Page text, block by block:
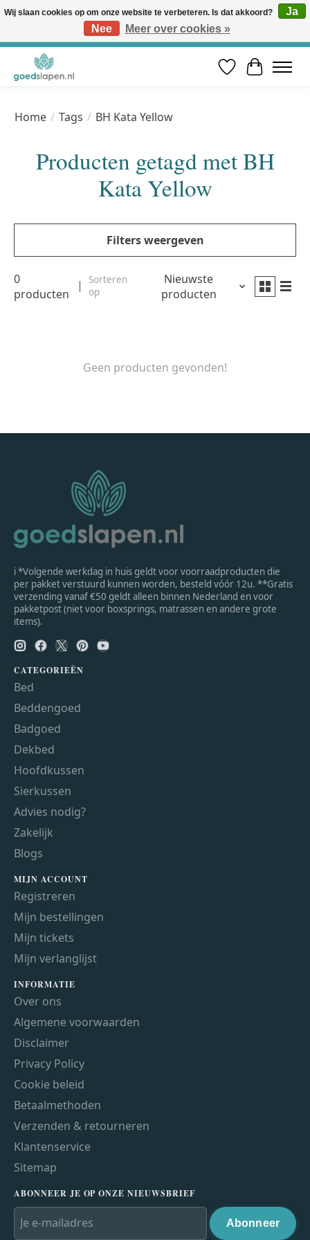
Vóór 12u besteld, volgende werkdag in huis* | Gratis verzending vanaf €50 | Professioneel slaapadvies
Verlanglijst
Home / Tags / BH Kata Yellow
Producten getagd met BH
Kata Yellow
Filters weergeven
0
producten
Sorteren
op
Nieuwste
producten
Geen producten gevonden!
ℹ *Volgende werkdag in huis geldt voor voorraadproducten die
per pakket verstuurd kunnen worden, besteld vóór 12u. **Gratis
verzending vanaf €50 geldt alleen binnen Nederland en voor
pakketpost (niet voor boxsprings, matrassen en andere grote
items).
CATEGORIEËN
Bed
Beddengoed
Badgoed
Dekbed
Hoofdkussen
Sierkussen
Advies nodig?
Zakelijk
Blogs
MIJN ACCOUNT
Registreren
Mijn bestellingen
Mijn tickets
Mijn verlanglijst
INFORMATIE
Over ons
Algemene voorwaarden
Disclaimer
Privacy Policy
Cookie beleid
Betaalmethoden
Verzenden & retourneren
Klantenservice
Sitemap
ABONNEER JE OP ONZE NIEUWSBRIEF
Abonneer
Wij slaan cookies op om onze website te verbeteren. Is dat akkoord?
Ja
Nee
Meer over cookies »